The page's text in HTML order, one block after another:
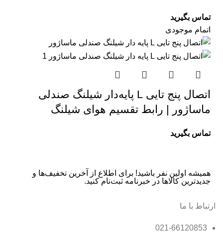
تماس بگیرید
اتمام موجودی
اتصال پنج تایی L پایه‌دار شیلنگ صندلی
ماساژور | رابط تقسیم هوای شیلنگ
تماس بگیرید
همیشه اولین نفر باشید! برای اطلاع از آخرین تخفیف‌ها و
جدیدترین کالاها در خبرنامه ثبت‌نام کنید.
ارتباط با ما
021-66120853